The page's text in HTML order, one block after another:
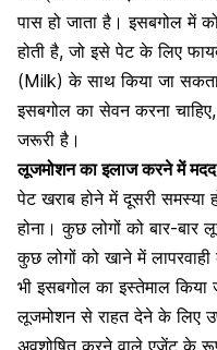
पास हो जाता है। इसबगोल में
होती है, जो इसे पेट के लिए
(Milk) के साथ किया जा सकता
इसबगोल का सेवन करना
जरूरी है।
लूजमोशन का इलाज करने में
पेट खराब होने में दूसरी
होना। कुछ लोगों को बार-बार
कुछ लोगों को खाने में
भी इसबगोल का इस्तेमाल
लूजमोशन से राहत देने के लिए